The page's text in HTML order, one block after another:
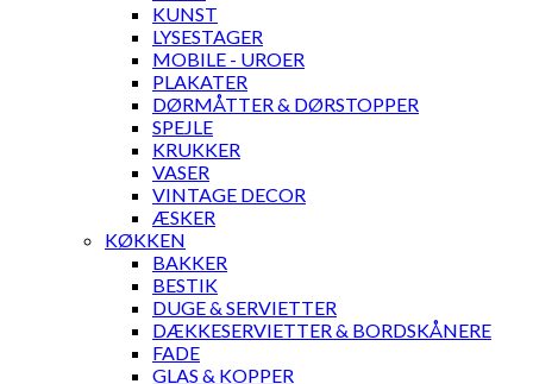
KUNST
LYSESTAGER
MOBILE - UROER
PLAKATER
DØRMÅTTER & DØRSTOPPER
SPEJLE
KRUKKER
VASER
VINTAGE DECOR
ÆSKER
KØKKEN
BAKKER
BESTIK
DUGE & SERVIETTER
DÆKKESERVIETTER & BORDSKÅNERE
FADE
GLAS & KOPPER